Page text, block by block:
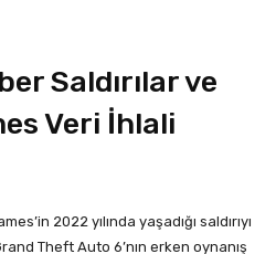
Saldırılar ve
Veri İhlali
2022 yılında yaşadığı saldırıyı
Theft Auto 6’nın erken oynanış